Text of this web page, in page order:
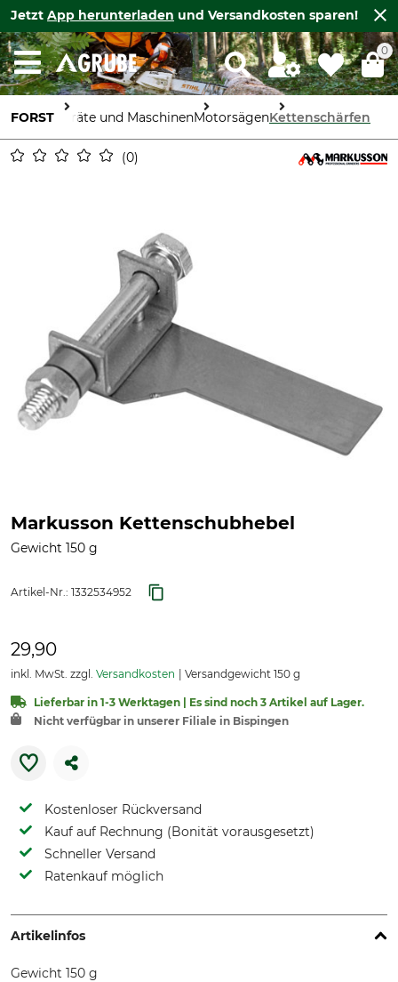
Jetzt App herunterladen und Versandkosten sparen!
0
FORST Geräte und MaschinenMotorsägenKettenschärfen
0
Markusson Kettenschubhebel
Gewicht 150 g
Artikel-Nr.: 1332534952
29,90
inkl. MwSt. zzgl. Versandkosten Versandgewicht 150 g
Lieferbar in 1-3 Werktagen | Es sind noch 3 Artikel auf Lager.
Nicht verfügbar in unserer Filiale in Bispingen
Kostenloser Rückversand
Kauf auf Rechnung (Bonität vorausgesetzt)
Schneller Versand
Ratenkauf möglich
Artikelinfos
Gewicht 150 g